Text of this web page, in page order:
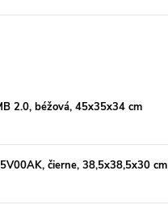
2.0, béžová, 45x35x34 cm
čierne, 38,5x38,5x30 cm